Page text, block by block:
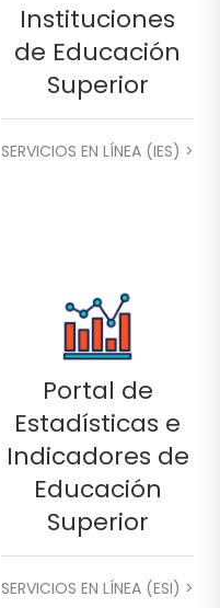
Instituciones
de Educación
Superior
SERVICIOS EN LÍNEA (IES) >
Portal de
Estadísticas e
Indicadores de
Educación
Superior
SERVICIOS EN LÍNEA (ESI) >